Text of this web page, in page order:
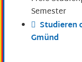
Semester
Studieren
Gmünd